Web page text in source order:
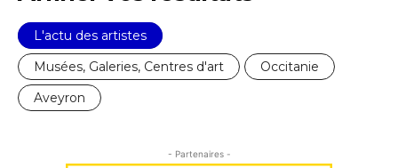
* Champ obligatoire
L'actu des artistes
Musées, Galeries, Centres d'art
Occitanie
Aveyron
- Partenaires -